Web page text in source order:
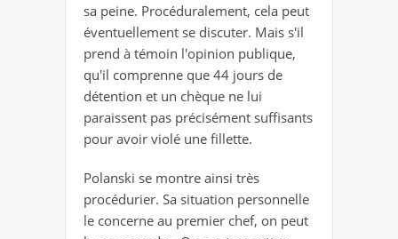
sa peine. Procéduralement, cela peut
éventuellement se discuter. Mais s'il
prend à témoin l'opinion publique,
qu'il comprenne que 44 jours de
détention et un chèque ne lui
paraissent pas précisément suffisants
pour avoir violé une fillette.
Polanski se montre ainsi très
procédurier. Sa situation personnelle
le concerne au premier chef, on peut